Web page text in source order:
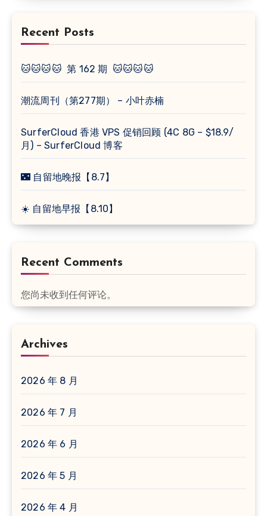
Recent Posts
🐱🐱🐱🐱 第 162 期 🐱🐱🐱🐱
潮流周刊（第277期） – 小叶赤楠
SurferCloud 香港 VPS 促销回顾 (4C 8G – $18.9/
月) – SurferCloud 博客
🌃 自留地晚报【8.7】
☀️ 自留地早报【8.10】
Recent Comments
您尚未收到任何评论。
Archives
2026 年 8 月
2026 年 7 月
2026 年 6 月
2026 年 5 月
2026 年 4 月